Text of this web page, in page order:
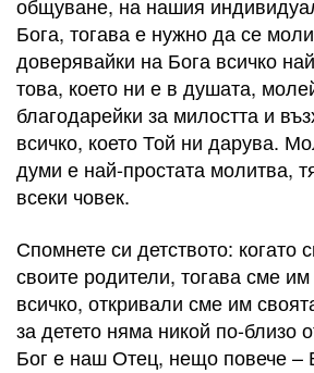
Бога, тогава е нужно да се
доверявайки на Бога всичко
това, което ни е в душата,
благодарейки за милостта и
всичко, което Той ни дарува.
думи е най-простата молитва,
всеки човек.
Спомнете си детството:
своите родители, тогава сме
всичко, откривали сме им
за детето няма никой по-близо
Бог е наш Отец, нещо повече –